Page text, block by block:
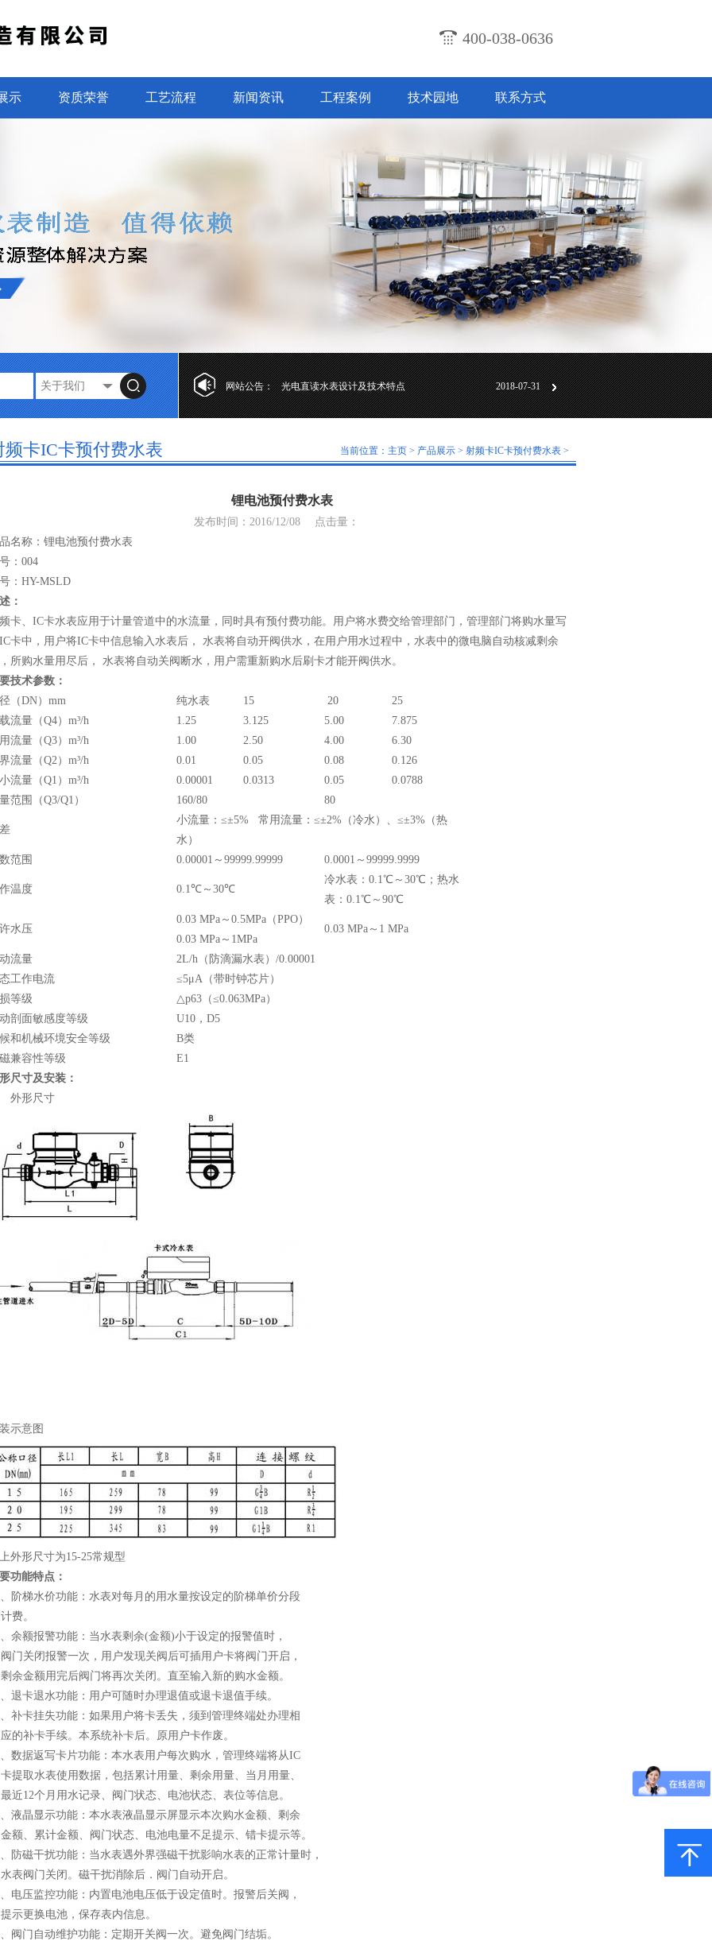
400-038-0636
示 资质荣誉 工艺流程 新闻资讯 工程案例 技术园地 联系方式
网站公告： 光电直读水表设计及技术特点 2018-07-31
第十七届“工业自动化标准化”研讨会成 2018-06-01
光电直读水表设计及技术特点 2018-07-31
复式水表的特点及工作原理
频卡IC卡预付费水表 当前位置： 主页 > 产品展示 > 射频卡IC卡预付费水表 >
锂电池预付费水表
发布时间：2016/12/08
点击量：
名称：锂电池预付费水表
：004
：HY-MSLD
：
卡、IC卡水表应用于计量管道中的水流量，同时具有预付费功能。用户将水费交给管理部门，管理部门将购水量写
卡中，用户将IC卡中信息输入水表后， 水表将自动开阀供水，在用户用水过程中，水表中的微电脑自动核减剩余
所购水量用尽后， 水表将自动关阀断水，用户需重新购水后刷卡才能开阀供水。
技术参数：
（DN）mm
纯水表 15 20
25
流量（Q4）m³/h
1.25 3.125 5.00
7.875
流量（Q3）m³/h
1.00 2.50 4.00
6.30
流量（Q2）m³/h
0.01 0.05 0.08
0.126
流量（Q1）m³/h
0.00001 0.0313 0.05
0.0788
范围（Q3/Q1）
160/80 80
小流量：≤±5% 常用流量：≤±2%（冷水）、≤±3%（热
水）
范围
0.00001～99999.99999 0.0001～99999.9999
温度 0.1℃～30℃
冷水表：0.1℃～30℃；热水
表：0.1℃～90℃
水压
0.03 MPa～0.5MPa（PPO）
0.03 MPa～1 MPa
0.03 MPa～1MPa
流量
2L/h（防滴漏水表）/0.00001
工作电流
≤5μA（带时钟芯片）
等级
△p63（≤0.063MPa）
剖面敏感度等级
U10，D5
和机械环境安全等级
B类
兼容性等级
E1
尺寸及安装：
形尺寸
示意图
外形尺寸为15-25常规型
功能特点：
阶梯水价功能：水表对每月的用水量按设定的阶梯单价分段
。
余额报警功能：当水表剩余(金额)小于设定的报警值时，
关闭报警一次，用户发现关阀后可插用户卡将阀门开启，
金额用完后阀门将再次关闭。直至输入新的购水金额。
退卡退水功能：用户可随时办理退值或退卡退值手续。
补卡挂失功能：如果用户将卡丢失，须到管理终端处办理相
补卡手续。本系统补卡后。原用户卡作废。
数据返写卡片功能：本水表用户每次购水，管理终端将从IC
取水表使用数据，包括累计用量、剩余用量、当月用量、
12个月用水记录、阀门状态、电池状态、表位等信息。
液晶显示功能：本水表液晶显示屏显示本次购水金额、剩余
、累计金额、阀门状态、电池电量不足提示、错卡提示等。
防磁干扰功能：当水表遇外界强磁干扰影响水表的正常计量时，
阀门关闭。磁干扰消除后．阀门自动开启。
电压监控功能：内置电池电压低于设定值时。报警后关阀，
更换电池，保存表内信息。
阀门自动维护功能：定期开关阀一次。避免阀门结垢。